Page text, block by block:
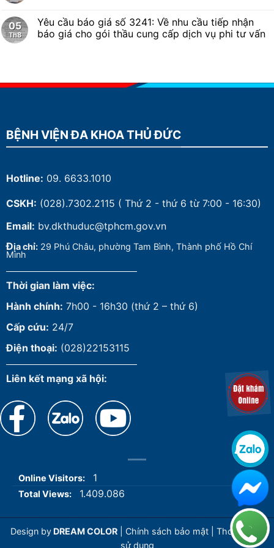
05
Th8
Yêu cầu báo giá số 3241: Về nhu cầu tiếp nhận
báo giá cho gói thầu cung cấp dịch vụ phi tư vấn
BỆNH VIỆN ĐA KHOA THỦ ĐỨC
Hotline: 09. 6633.1010
CSKH: (028).7302.2115 ( Thứ 2 - thứ 6 từ 7:00 - 16:30)
Email: bv.dkthuduc@tphcm.gov.vn
Địa chỉ: 29 Phú Châu, phường Tam Bình, Thành phố Hồ Chí
Minh
Thời gian làm việc:
Hành chính: 7h00 - 16h30 (thứ 2 – thứ 6)
Cấp cứu: 24/7
Điện thoại: (028)22153115
Liên kết mạng xã hội:
Online Visitors: 1
Total Views: 1.409.086
Design by DREAM COLOR Chính sách bảo mật
Thoả thuận
sử dụng